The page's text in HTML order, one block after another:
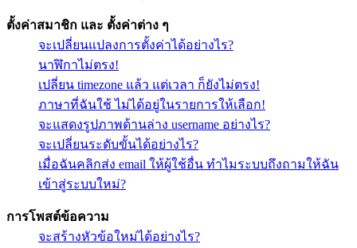
ตั้งค่าสมาชิก และ ตั้งค่าต่าง ๆ
จะเปลี่ยนแปลงการตั้งค่าได้อย่างไร?
นาฬิกาไม่ตรง!
เปลี่ยน timezone แล้ว แต่เวลา ก็ยังไม่ตรง!
ภาษาที่ฉันใช้ ไม่ได้อยู่ในรายการให้เลือก!
จะแสดงรูปภาพด้านล่าง username อย่างไร?
จะเปลี่ยนระดับขั้นได้อย่างไร?
เมื่อฉันคลิกส่ง email ให้ผู้ใช้อื่น ทำไมระบบถึงถามให้ฉัน
เข้าสู่ระบบใหม่?
การโพสต์ข้อความ
จะสร้างหัวข้อใหม่ได้อย่างไร?